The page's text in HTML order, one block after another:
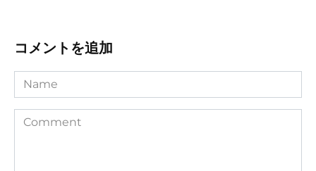
コメントを追加
Name
Comment